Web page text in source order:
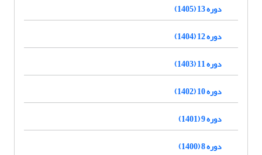
دوره 13 (1405)
دوره 12 (1404)
دوره 11 (1403)
دوره 10 (1402)
دوره 9 (1401)
دوره 8 (1400)